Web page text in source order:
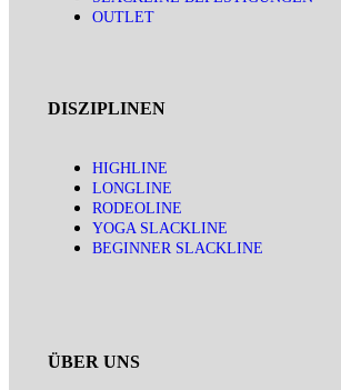
OUTLET
DISZIPLINEN
HIGHLINE
LONGLINE
RODEOLINE
YOGA SLACKLINE
BEGINNER SLACKLINE
ÜBER UNS